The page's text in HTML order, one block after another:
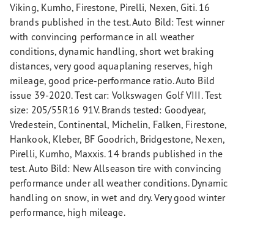
Viking, Kumho, Firestone, Pirelli, Nexen, Giti. 16
brands published in the test. Auto Bild: Test winner
with convincing performance in all weather
conditions, dynamic handling, short wet braking
distances, very good aquaplaning reserves, high
mileage, good price-performance ratio. Auto Bild
issue 39-2020. Test car: Volkswagen Golf VIII. Test
size: 205/55R16 91V. Brands tested: Goodyear,
Vredestein, Continental, Michelin, Falken, Firestone,
Hankook, Kleber, BF Goodrich, Bridgestone, Nexen,
Pirelli, Kumho, Maxxis. 14 brands published in the
test. Auto Bild: New Allseason tire with convincing
performance under all weather conditions. Dynamic
handling on snow, in wet and dry. Very good winter
performance, high mileage.